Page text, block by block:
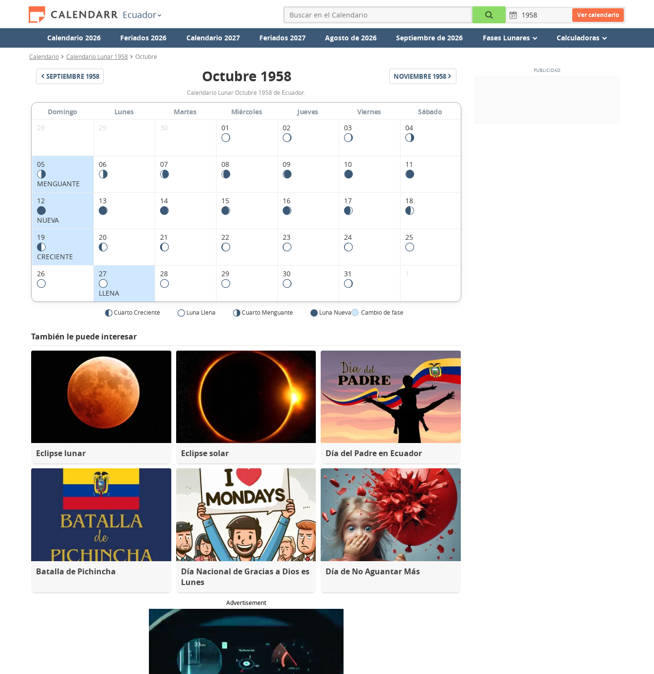
Ecuador Ver calendario
Calendario 2026 Feriados 2026 Calendario 2027 Feriados 2027 Agosto de 2026 Septiembre de 2026 Fases Lunares Calculadoras
Calendario Calendario Lunar 1958 Octubre
SEPTIEMBRE 1958
Calendario
Lunar
Octubre
Ecuador.
Octubre 1958 NOVIEMBRE 1958
Calendario Lunar Octubre 1958 de Ecuador.
Domingo Lunes Martes Miércoles Jueves Viernes
Sábado
28
29 30 01 02 03 04
05
MENGUANTE
06 07 08 09 10 11
12
NUEVA
13 14 15 16 17 18
19
CRECIENTE
20 21 22 23 24 25
26 27
LLENA
28 29 30 31 1
Cuarto Creciente Luna Llena Cuarto Menguante Luna Nueva Cambio de fase
También le puede interesar
Eclipse lunar Eclipse solar Día del Padre en Ecuador
Batalla de Pichincha
Día Nacional de Gracias a Dios es
Lunes
Día de No Aguantar Más
Advertisement